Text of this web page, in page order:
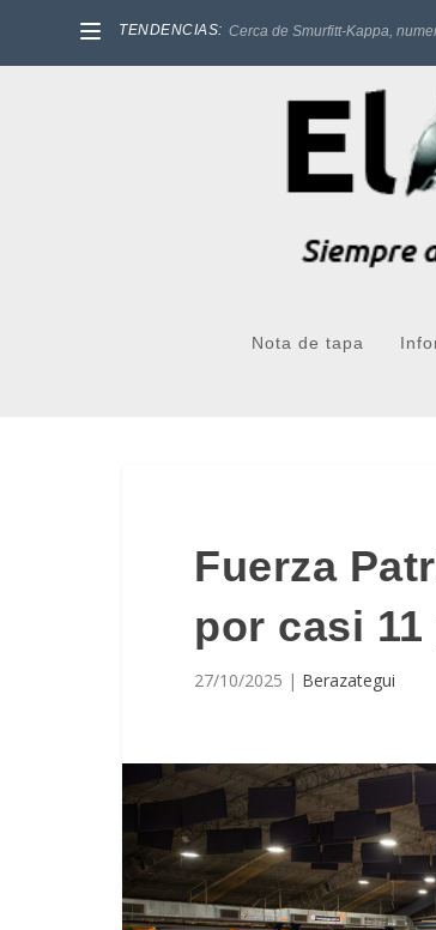
TENDENCIAS: Cerca de Smurfitt-Kappa,
Nota de tapa
Fuerza
por casi
27/10/2025 | Berazategui